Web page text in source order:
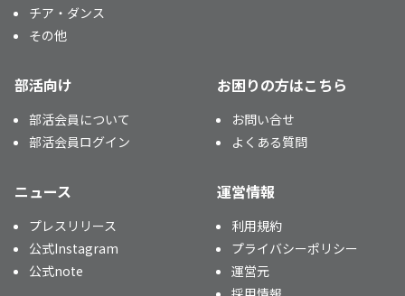
チア・ダンス
その他
部活向け
部活会員について
部活会員ログイン
お困りの方はこちら
お問い合せ
よくある質問
ニュース
プレスリリース
公式Instagram
公式note
運営情報
利用規約
プライバシーポリシー
運営元